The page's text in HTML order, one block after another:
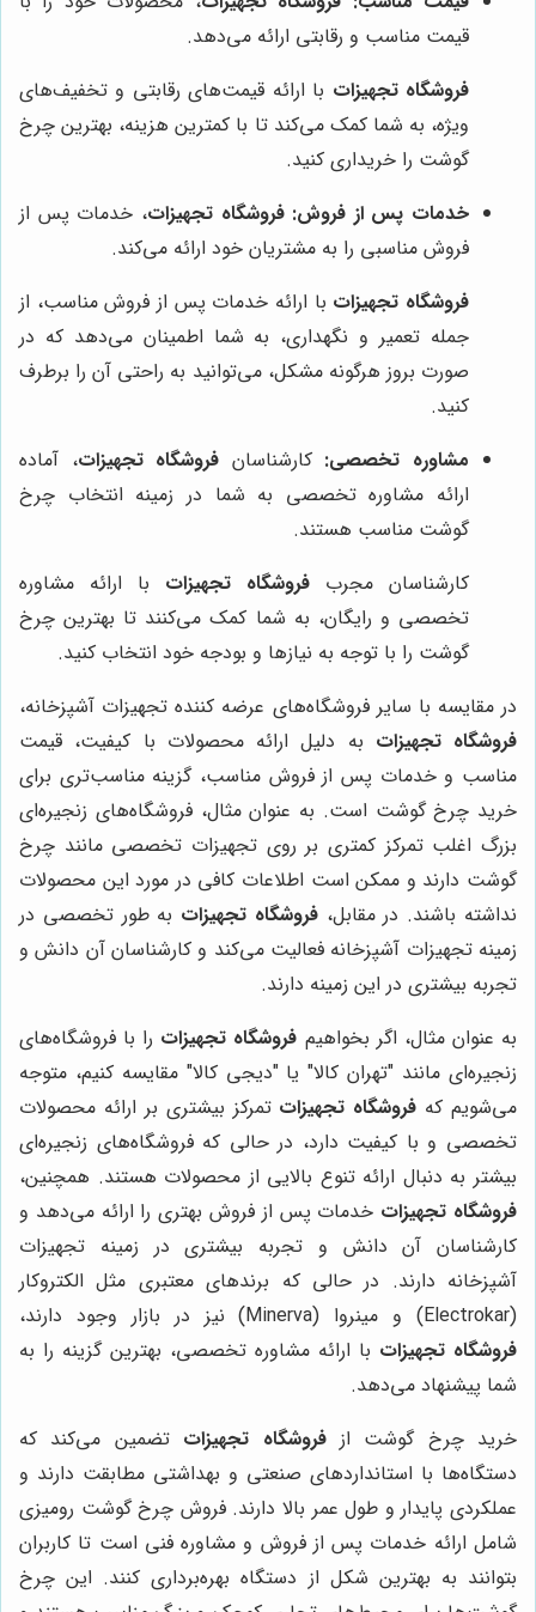
قیمت مناسب و رقابتی ارائه می‌دهد.
فروشگاه تجهیزات با ارائه قیمت‌های رقابتی و تخفیف‌های
ویژه، به شما کمک می‌کند تا با کمترین هزینه، بهترین چرخ
گوشت را خریداری کنید.
خدمات پس از فروش: فروشگاه تجهیزات، خدمات پس از
فروش مناسبی را به مشتریان خود ارائه می‌کند.
فروشگاه تجهیزات با ارائه خدمات پس از فروش مناسب، از
جمله تعمیر و نگهداری، به شما اطمینان می‌دهد که در
صورت بروز هرگونه مشکل، می‌توانید به راحتی آن را برطرف
کنید.
مشاوره تخصصی: کارشناسان فروشگاه تجهیزات، آماده
ارائه مشاوره تخصصی به شما در زمینه انتخاب چرخ
گوشت مناسب هستند.
کارشناسان مجرب فروشگاه تجهیزات با ارائه مشاوره
تخصصی و رایگان، به شما کمک می‌کنند تا بهترین چرخ
گوشت را با توجه به نیازها و بودجه خود انتخاب کنید.
در مقایسه با سایر فروشگاه‌های عرضه کننده تجهیزات آشپزخانه،
فروشگاه تجهیزات به دلیل ارائه محصولات با کیفیت، قیمت
مناسب و خدمات پس از فروش مناسب، گزینه مناسب‌تری برای
خرید چرخ گوشت است. به عنوان مثال، فروشگاه‌های زنجیره‌ای
بزرگ اغلب تمرکز کمتری بر روی تجهیزات تخصصی مانند چرخ
گوشت دارند و ممکن است اطلاعات کافی در مورد این محصولات
نداشته باشند. در مقابل،فروشگاه تجهیزات به طور تخصصی در
زمینه تجهیزات آشپزخانه فعالیت می‌کند و کارشناسان آن دانش و
تجربه بیشتری در این زمینه دارند.
به عنوان مثال، اگر بخواهیم فروشگاه تجهیزات را با فروشگاه‌های
زنجیره‌ای مانند "تهران کالا" یا "دیجی کالا" مقایسه کنیم، متوجه
می‌شویم که فروشگاه تجهیزات تمرکز بیشتری بر ارائه محصولات
تخصصی و با کیفیت دارد، در حالی که فروشگاه‌های زنجیره‌ای
بیشتر به دنبال ارائه تنوع بالایی از محصولات هستند. همچنین،
فروشگاه تجهیزات خدمات پس از فروش بهتری را ارائه می‌دهد و
کارشناسان آن دانش و تجربه بیشتری در زمینه تجهیزات
آشپزخانه دارند. در حالی که برندهای معتبری مثل الکتروکار
(Electrokar) و مینروا (Minerva) نیز در بازار وجود دارند،
فروشگاه تجهیزات با ارائه مشاوره تخصصی، بهترین گزینه را به
شما پیشنهاد می‌دهد.
خرید چرخ گوشت ازفروشگاه تجهیزات تضمین می‌کند که
دستگاه‌ها با استانداردهای صنعتی و بهداشتی مطابقت دارند و
عملکردی پایدار و طول عمر بالا دارند. فروش چرخ گوشت رومیزی
شامل ارائه خدمات پس از فروش و مشاوره فنی است تا کاربران
بتوانند به بهترین شکل از دستگاه بهره‌برداری کنند. این چرخ